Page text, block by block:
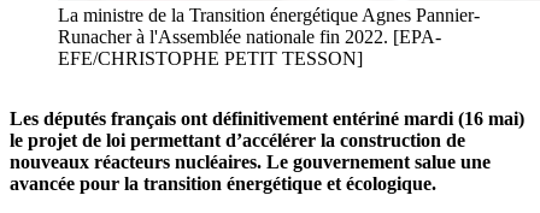
La ministre de la Transition énergétique Agnes Pannier-
Runacher à l'Assemblée nationale fin 2022. [EPA-
EFE/CHRISTOPHE PETIT TESSON]
Les députés français ont définitivement entériné mardi (16 mai)
le projet de loi permettant d’accélérer la construction de
nouveaux réacteurs nucléaires. Le gouvernement salue une
avancée pour la transition énergétique et écologique.